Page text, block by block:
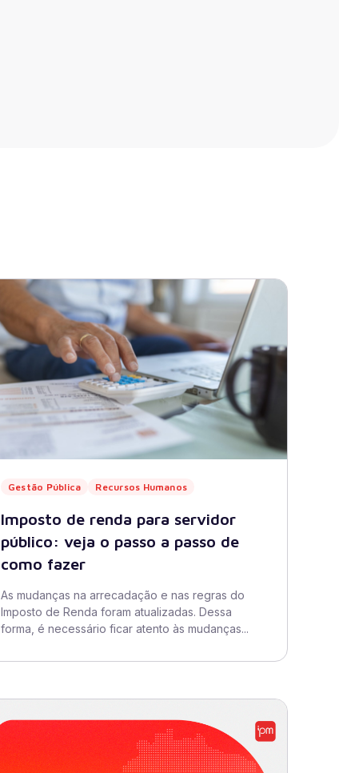
Gestão Pública Recursos Humanos
Imposto de renda para servidor
público: veja o passo a passo de
como fazer
As mudanças na arrecadação e nas regras do
Imposto de Renda foram atualizadas. Dessa
forma, é necessário ficar atento às mudanças...